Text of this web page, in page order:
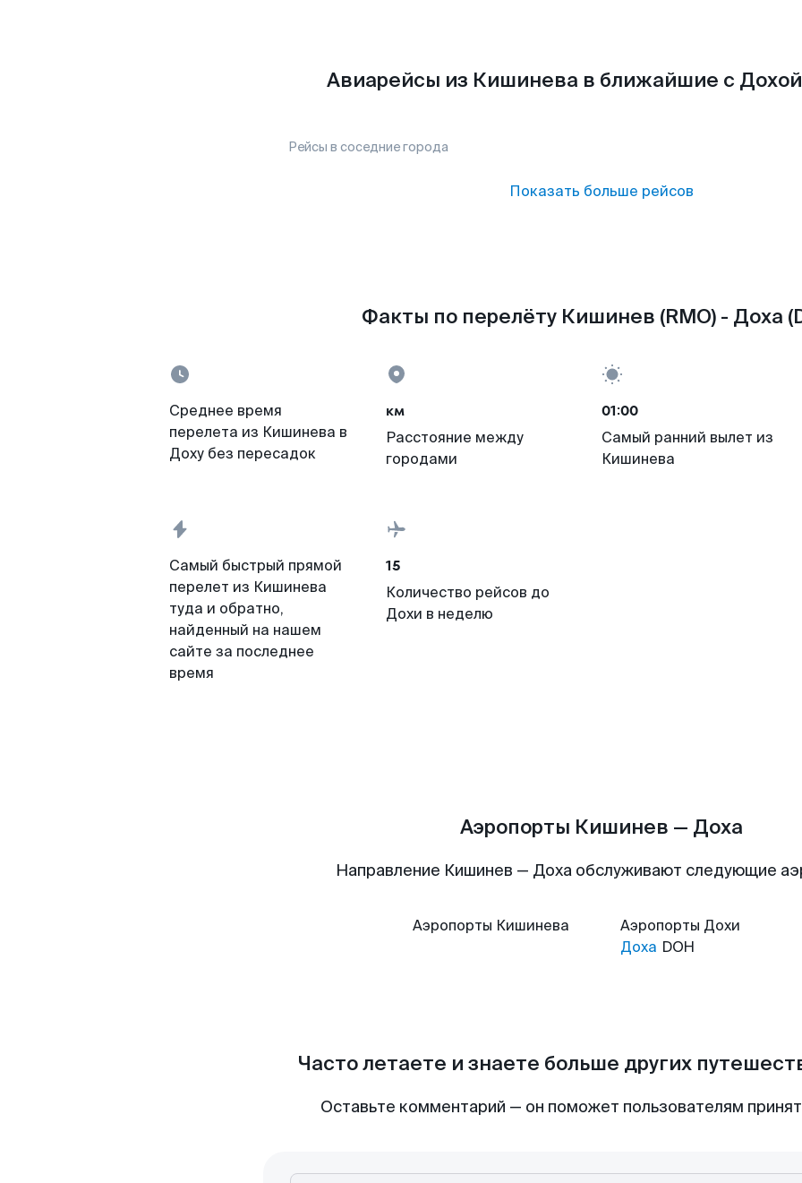
Авиарейсы из Кишинева в ближайшие с Дохой
Рейсы в соседние города
Показать больше рейсов
Факты по перелёту Кишинев (RMO) - Доха
Среднее время
перелета из Кишинева в
Доху без пересадок
км
Расстояние между
городами
01:00
Самый ранний вылет из
Кишинева
Самый быстрый прямой
перелет из Кишинева
туда и обратно,
найденный на нашем
сайте за последнее
время
15
Количество рейсов до
Дохи в неделю
Аэропорты Кишинев — Доха
Направление Кишинев — Доха обслуживают следующие
Аэропорты Кишинева Аэропорты Дохи
Доха DOH
Часто летаете и знаете больше других
Оставьте комментарий — он поможет пользователям